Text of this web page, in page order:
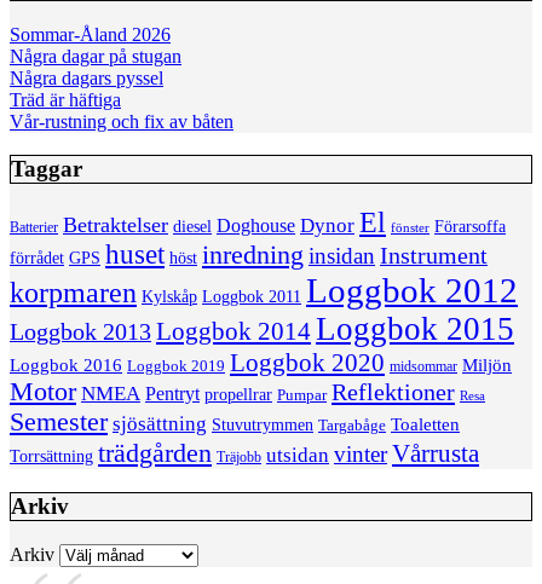
Sommar-Åland 2026
Några dagar på stugan
Några dagars pyssel
Träd är häftiga
Vår-rustning och fix av båten
Taggar
Batterier Betraktelser diesel Doghouse Dynor El fönster Förarsoffa
förrådet GPS huset höst inredning insidan Instrument
korpmaren Kylskåp Loggbok 2011 Loggbok 2012
Loggbok 2013Loggbok 2014Loggbok 2015
Loggbok 2016 Loggbok 2019 Loggbok 2020 midsommar Miljön
Motor NMEA Pentryt propellrar Pumpar Reflektioner Resa
Semester sjösättning Stuvutrymmen Targabåge Toaletten
Torrsättning trädgården Träjobb utsidan vinterVårrusta
Arkiv
Arkiv